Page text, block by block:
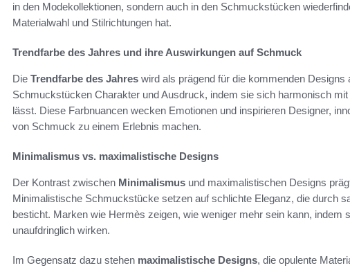
in den Modekollektionen, sondern auch in den Schmuckstücken
Materialwahl und Stilrichtungen hat.
Trendfarbe des Jahres und ihre Auswirkungen auf Schmuck
Die Trendfarbe des Jahres wird als prägend für die kommenden Designs
Schmuckstücken Charakter und Ausdruck, indem sie sich harmonisch
lässt. Diese Farbnuancen wecken Emotionen und inspirieren Designer,
von Schmuck zu einem Erlebnis machen.
Minimalismus vs. maximalistische Designs
Der Kontrast zwischen Minimalismus und maximalistischen Designs
Minimalistische Schmuckstücke setzen auf schlichte Eleganz, die durch
besticht. Marken wie Hermès zeigen, wie weniger mehr sein kann, indem
unaufdringlich wirken.
Im Gegensatz dazu stehen maximalistische Designs, die opulente